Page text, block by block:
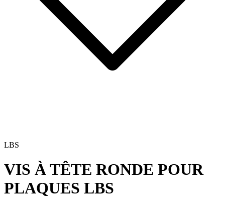
LBS
VIS À TÊTE RONDE POUR
PLAQUES LBS